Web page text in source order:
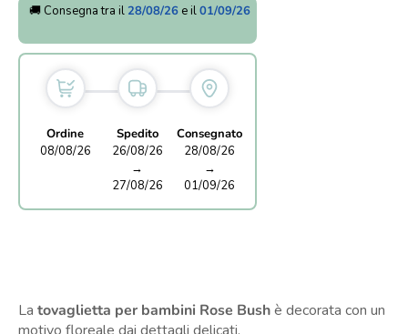
🚚 Consegna tra il 28/08/26 e il01/09/26
Ordine
08/08/26
Spedito
26/08/26
→
27/08/26
Consegnato
28/08/26
→
01/09/26
La tovaglietta per bambini Rose Bushè decorata con un